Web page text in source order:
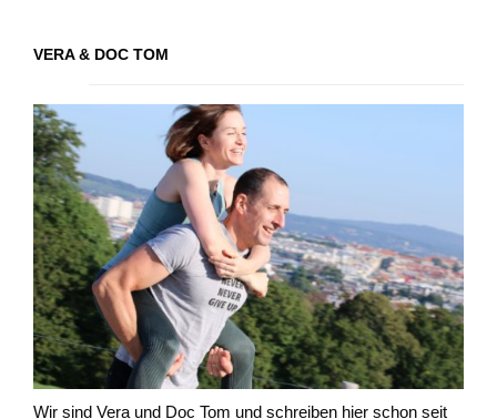
VERA & DOC TOM
Wir sind Vera und Doc Tom und schreiben hier schon seit